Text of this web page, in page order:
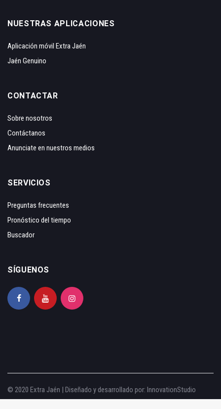
NUESTRAS APLICACIONES
Aplicación móvil Extra Jaén
Jaén Genuino
CONTACTAR
Sobre nosotros
Contáctanos
Anunciate en nuestros medios
SERVICIOS
Preguntas frecuentes
Pronóstico del tiempo
Buscador
SÍGUENOS
© 2020 Extra Jaén | Diseñado y desarrollado por: InnovationStudio